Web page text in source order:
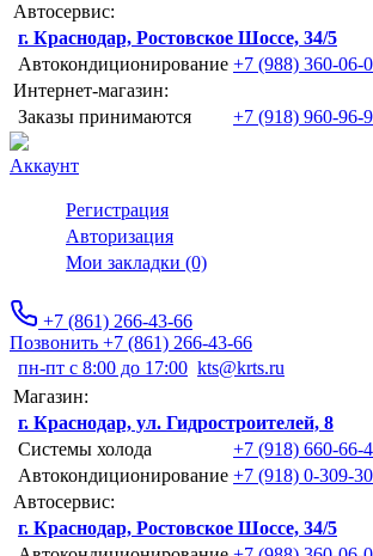
Автосервис:
г. Краснодар, Ростовское Шоссе, 34/5
Автокондиционирование +7 (988) 360-06-
Интернет-магазин:
Заказы принимаются
+7 (918) 960-96-
Аккаунт
Регистрация
Авторизация
Мои закладки (0)
+7 (861) 266-43-66
Позвонить +7 (861) 266-43-66
пн-пт с 8:00 до 17:00 kts@krts.ru
Магазин:
г. Краснодар, ул. Гидростроителей, 8
Системы холода
+7 (918) 660-66-
Автокондиционирование +7 (918) 0-309-
Автосервис:
г. Краснодар, Ростовское Шоссе, 34/5